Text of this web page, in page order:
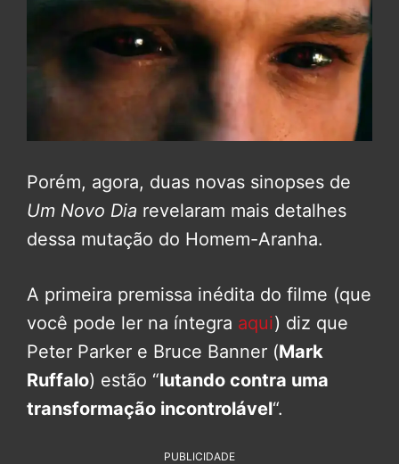
Porém, agora, duas novas sinopses de
Um Novo Dia revelaram mais detalhes
dessa mutação do Homem-Aranha.
A primeira premissa inédita do filme (que
você pode ler na íntegra aqui) diz que
Peter Parker e Bruce Banner (Mark
Ruffalo) estão “lutando contra uma
transformação incontrolável“.
PUBLICIDADE